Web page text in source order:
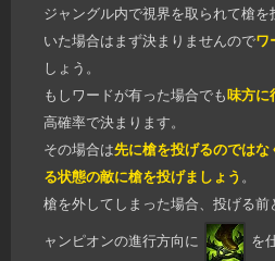
ジャングル内で視界を取られて槍
いた場合はまず決まりませんのでワ
しょう。
もしワードが有った場合でも味方に
高確率で決まります。
その場合は先に槍を投げるのでは
る状態の敵に槍を投げましょう 。
槍を外してしまった場合、投げる
ャンピオンの進行方向に
を